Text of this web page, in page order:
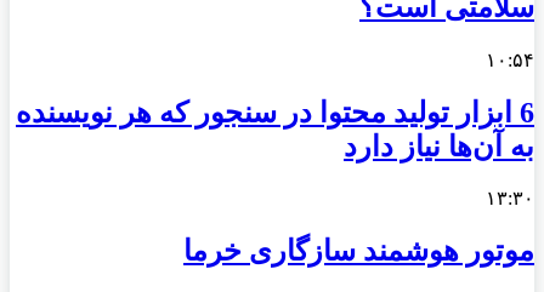
سلامتی است؟
۱۰:۵۴
6 ابزار تولید محتوا در سنجور که هر نویسنده
به آن‌ها نیاز دارد
۱۳:۳۰
موتور هوشمند سازگاری خرما